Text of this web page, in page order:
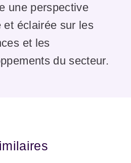
une perspective
et éclairée sur les
et les
du secteur.